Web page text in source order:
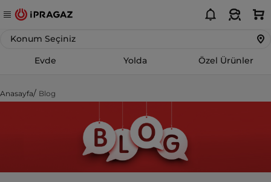
Evde Yolda Özel Ürünler
Konum Seçiniz
Anasayfa Blog